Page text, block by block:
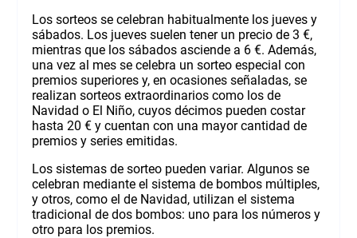
Los sorteos se celebran habitualmente los jueves y
sábados. Los jueves suelen tener un precio de 3 €,
mientras que los sábados asciende a 6 €. Además,
una vez al mes se celebra un sorteo especial con
premios superiores y, en ocasiones señaladas, se
realizan sorteos extraordinarios como los de
Navidad o El Niño, cuyos décimos pueden costar
hasta 20 € y cuentan con una mayor cantidad de
premios y series emitidas.
Los sistemas de sorteo pueden variar. Algunos se
celebran mediante el sistema de bombos múltiples,
y otros, como el de Navidad, utilizan el sistema
tradicional de dos bombos: uno para los números y
otro para los premios.